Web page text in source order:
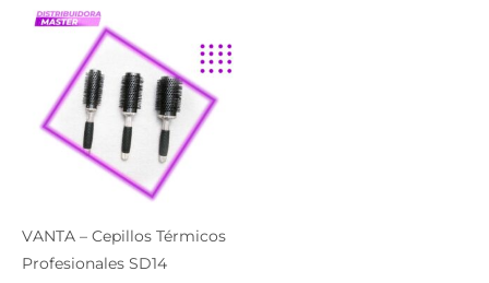
VANTA – Cepillos Térmicos
Profesionales SD14